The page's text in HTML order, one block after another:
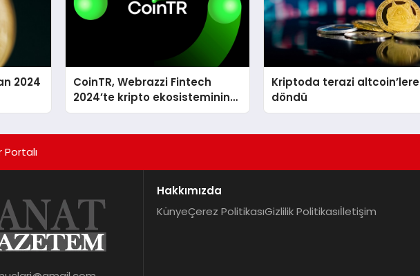
2024
CoinTR, Webrazzi Fintech
2024’te kripto ekosisteminin
tanınan isimlerini ağırlayacak
Kriptoda terazi altcoin’lere
döndü
Hakkımızda
KünyeÇerez PolitikasıGizlilik Politikasıİletişim